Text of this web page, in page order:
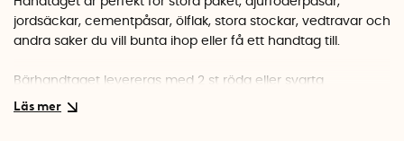
jordsäckar, cementpåsar, ölflak, stora stockar, vedtravar och
andra saker du vill bunta ihop eller få ett handtag till.
Bärhandtaget levereras med 2 st röda eller svarta
spännband som är 150 cm långa och 2,5 cm breda.